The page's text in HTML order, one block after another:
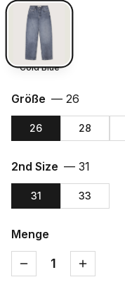
Cold Blue
Größe — 26
26 28
2nd Size — 31
31 33
Menge
1